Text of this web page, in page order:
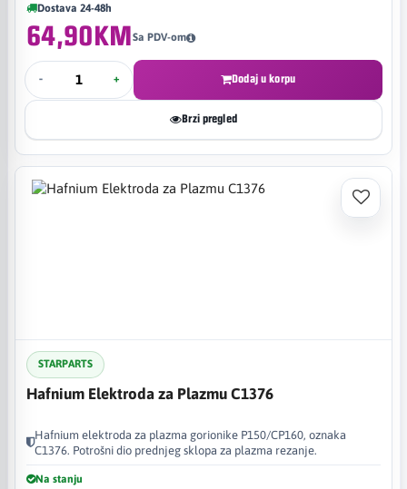
Dostava 24-48h
64,90KMSa PDV-om
- + Dodaj u korpu
Brzi pregled
STARPARTS
Hafnium Elektroda za Plazmu C1376
Hafnium elektroda za plazma gorionike P150/CP160, oznaka
C1376. Potrošni dio prednjeg sklopa za plazma rezanje.
Na stanju